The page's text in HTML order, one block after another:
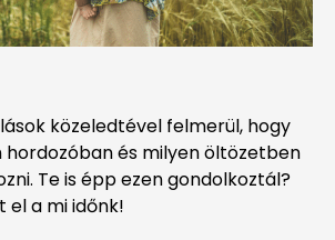
közeledtével felmerül, hogy
hordozóban és milyen öltözetben
Te is épp ezen gondolkoztál?
el a mi időnk!